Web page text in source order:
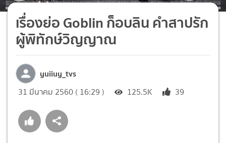
เรื่องย่อ Goblin ก็อบลิน คำสาปรัก
ผู้พิทักษ์วิญญาณ
yuiiuy_tvs
31 มีนาคม 2560 ( 16:29 ) 125.5K 39